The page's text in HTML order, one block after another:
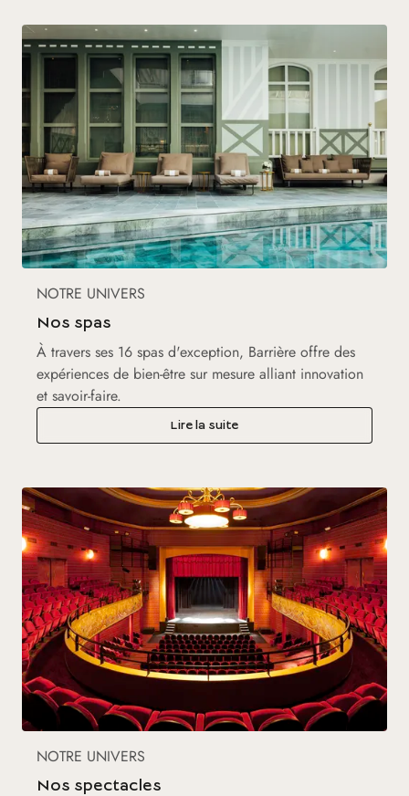
NOTRE UNIVERS
Nos spas
À travers ses 16 spas d'exception, Barrière offre des
expériences de bien-être sur mesure alliant innovation
et savoir-faire.
Lire la suite
NOTRE UNIVERS
Nos spectacles